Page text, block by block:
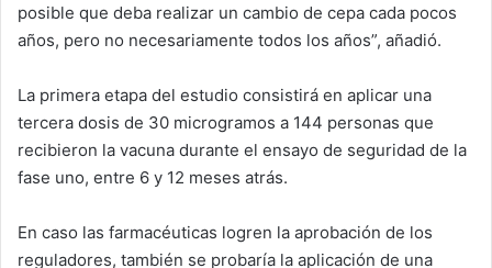
posible que deba realizar un cambio de cepa cada pocos
años, pero no necesariamente todos los años”, añadió.
La primera etapa del estudio consistirá en aplicar una
tercera dosis de 30 microgramos a 144 personas que
recibieron la vacuna durante el ensayo de seguridad de la
fase uno, entre 6 y 12 meses atrás.
En caso las farmacéuticas logren la aprobación de los
reguladores, también se probaría la aplicación de una